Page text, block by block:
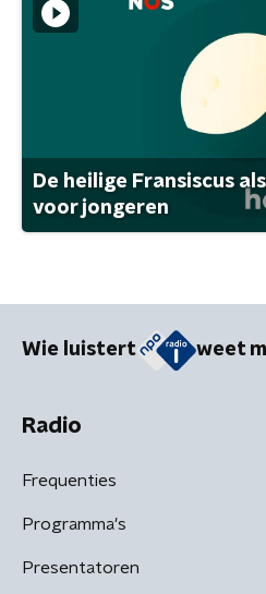
De heilige Fransiscus
voor jongeren
Wie luistert weet
Radio
Frequenties
Programma's
Presentatoren